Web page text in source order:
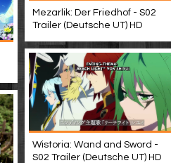
Mezarlik: Der Friedhof - S02
Trailer (Deutsche UT) HD
Wistoria: Wand and Sword -
S02 Trailer (Deutsche UT) HD